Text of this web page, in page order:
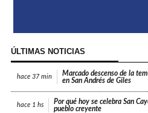
ÚLTIMAS NOTICIAS
hace 37 min
Marcado descenso de la
en San Andrés de Giles
hace 1 hs
Por qué hoy se celebra San
pueblo creyente